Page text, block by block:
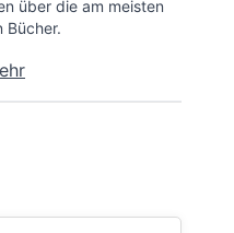
über die am meisten
Bücher.